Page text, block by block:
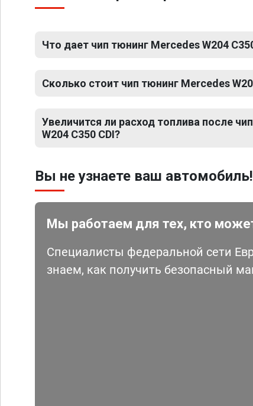
Что дает чип тюнинг Mercedes W204
Сколько стоит чип тюнинг Mercedes
Увеличится ли расход топлива после
W204 C350 CDI?
Вы не узнаете ваш автомобиль!
Мы работаем для тех, кто
Специалисты федеральной сети
знаем, как получить безопасный